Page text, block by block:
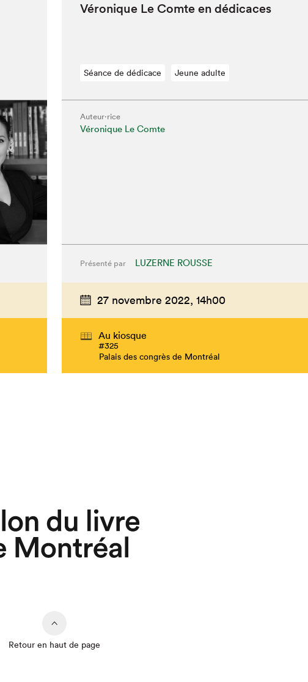
Véronique Le Comte en dédicaces
Séance de dédicace Jeune adulte
Auteur·rice
Véronique Le Comte
Présenté par LUZERNE ROUSSE
27 novembre 2022, 14h00
Au kiosque
#325
Palais des congrès de Montréal
Retour en haut de page